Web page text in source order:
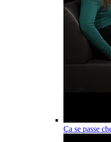
Ça se passe